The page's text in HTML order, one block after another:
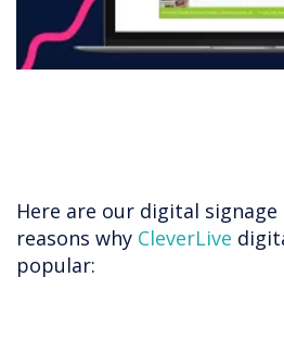
Here are our digital
reasons why CleverLive
popular: